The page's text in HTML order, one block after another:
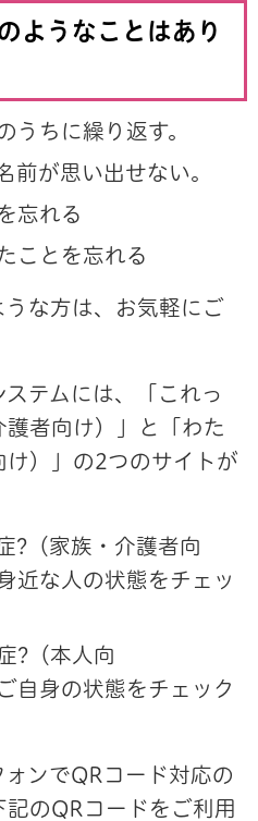
ようなことはあり
うちに繰り返す。
前が思い出せない。
忘れる
ことを忘れる
な方は、お気軽にご
テムには、「これっ
者向け）」と「わた
け）」の2つのサイトが
?（家族・介護者向
近な人の状態をチェッ
?（本人向
自身の状態をチェック
ンでQRコード対応の
のQRコードをご利用